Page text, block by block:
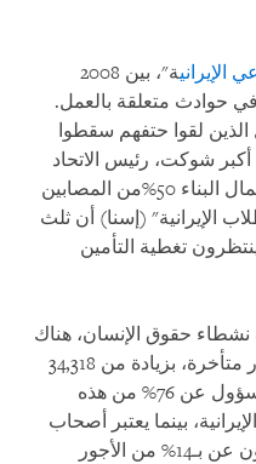
ة"، بين 2008
حياتهم في حوادث متعلقة بالعمل.
العمال الذين لقوا حتفهم سقطوا
شوكت، رئيس الاتحاد
الرسمي لنقابات العمال، يشكل عمال البناء 50%من المصابين
الإيرانية" (إسنا) أن ثلث
تغطية التأمين
نشطاء حقوق الإنسان، هناك
45,462 عاملا على الأقل لديهم أجور متأخرة، بزيادة من 34,318
في العام السابق. القطاع العام مسؤول عن 76% من هذه
بينما يعتبر أصحاب
العمل في القطاع الخاص مسؤولون عن بـ14% من الأجور